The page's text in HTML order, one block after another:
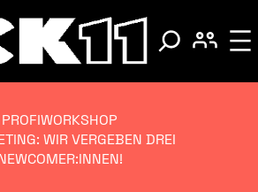
PROFIWORKSHOP
WIR VERGEBEN DREI